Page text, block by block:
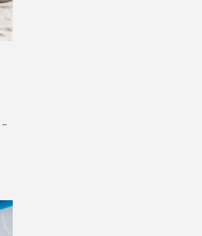
–